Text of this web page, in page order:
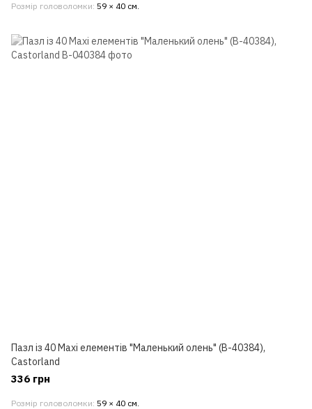
Розмір головоломки 59 × 40 см.
Пазл із 40 Maxi елементів "Маленький олень" (B-40384),
Castorland
336 грн
Розмір головоломки 59 × 40 см.